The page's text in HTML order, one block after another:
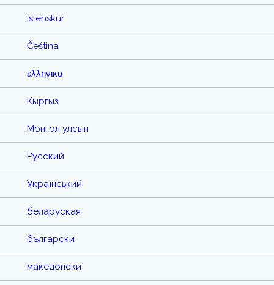
íslenskur
Čeština
ελληνικα
Кыргыз
Монгол улсын
Русский
Український
беларуская
български
македонски